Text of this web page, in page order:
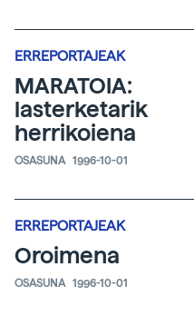
ERREPORTAJEAK
MARATOIA:
lasterketarik
herrikoiena
OSASUNA 1996-10-01
ERREPORTAJEAK
Oroimena
OSASUNA 1996-10-01